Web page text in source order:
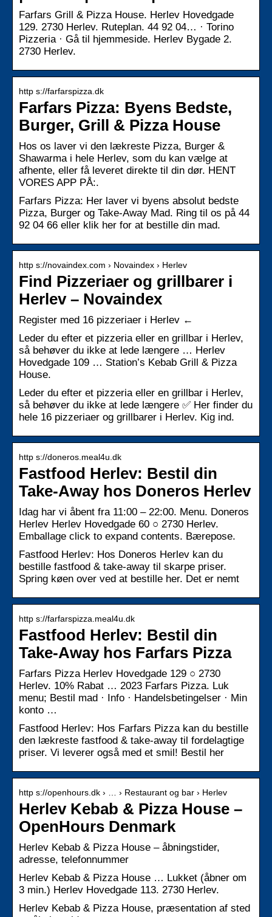
Farfars Grill & Pizza House. Herlev Hovedgade
129. 2730 Herlev. Ruteplan. 44 92 04… · Torino
Pizzeria · Gå til hjemmeside. Herlev Bygade 2.
2730 Herlev.
http s://farfarspizza.dk
Farfars Pizza: Byens Bedste,
Burger, Grill & Pizza House
Hos os laver vi den lækreste Pizza, Burger &
Shawarma i hele Herlev, som du kan vælge at
afhente, eller få leveret direkte til din dør. HENT
VORES APP PÅ:.
Farfars Pizza: Her laver vi byens absolut bedste
Pizza, Burger og Take-Away Mad. Ring til os på 44
92 04 66 eller klik her for at bestille din mad.
http s://novaindex.com › Novaindex › Herlev
Find Pizzeriaer og grillbarer i
Herlev – Novaindex
Register med 16 pizzeriaer i Herlev ←
Leder du efter et pizzeria eller en grillbar i Herlev,
så behøver du ikke at lede længere … Herlev
Hovedgade 109 … Station’s Kebab Grill & Pizza
House.
Leder du efter et pizzeria eller en grillbar i Herlev,
så behøver du ikke at lede længere ✅ Her finder du
hele 16 pizzeriaer og grillbarer i Herlev. Kig ind.
http s://doneros.meal4u.dk
Fastfood Herlev: Bestil din
Take-Away hos Doneros Herlev
Idag har vi åbent fra 11:00 – 22:00. Menu. Doneros
Herlev Herlev Hovedgade 60 ○ 2730 Herlev.
Emballage click to expand contents. Bærepose.
Fastfood Herlev: Hos Doneros Herlev kan du
bestille fastfood & take-away til skarpe priser.
Spring køen over ved at bestille her. Det er nemt
http s://farfarspizza.meal4u.dk
Fastfood Herlev: Bestil din
Take-Away hos Farfars Pizza
Farfars Pizza Herlev Hovedgade 129 ○ 2730
Herlev. 10% Rabat … 2023 Farfars Pizza. Luk
menu; Bestil mad · Info · Handelsbetingelser · Min
konto …
Fastfood Herlev: Hos Farfars Pizza kan du bestille
den lækreste fastfood & take-away til fordelagtige
priser. Vi leverer også med et smil! Bestil her
http s://openhours.dk › … › Restaurant og bar › Herlev
Herlev Kebab & Pizza House –
OpenHours Denmark
Herlev Kebab & Pizza House – åbningstider,
adresse, telefonnummer
Herlev Kebab & Pizza House … Lukket (åbner om
3 min.) Herlev Hovedgade 113. 2730 Herlev.
Herlev Kebab & Pizza House, præsentation af sted